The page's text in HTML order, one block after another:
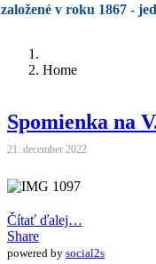
založené v roku 1867 -
Home
Spomienka na
21. december 2022
Čítať ďalej…
Share
powered by social2s